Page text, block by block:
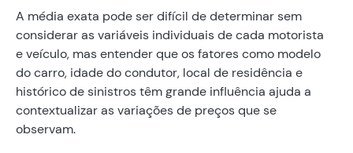
A média exata pode ser difícil de determinar sem
considerar as variáveis individuais de cada motorista
e veículo, mas entender que os fatores como modelo
do carro, idade do condutor, local de residência e
histórico de sinistros têm grande influência ajuda a
contextualizar as variações de preços que se
observam.